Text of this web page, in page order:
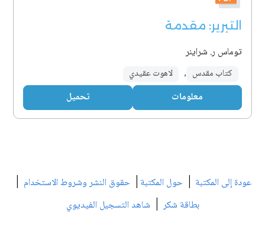
التبرير: مقدمة
توماس ر. شراينر
كتاب مقدس , لاهوت عقيدي
معلومات تحميل
عودة إلى المكتبة | حول المكتبة | حقوق النشر وشروط الاستخدام |
بطاقة شكر| شاهد التسجيل الفيديوي